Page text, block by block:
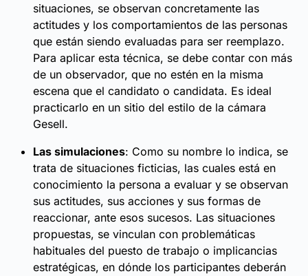
situaciones, se observan concretamente las
actitudes y los comportamientos de las personas
que están siendo evaluadas para ser reemplazo.
Para aplicar esta técnica, se debe contar con más
de un observador, que no estén en la misma
escena que el candidato o candidata. Es ideal
practicarlo en un sitio del estilo de la cámara
Gesell.
Las simulaciones: Como su nombre lo indica, se
trata de situaciones ficticias, las cuales está en
conocimiento la persona a evaluar y se observan
sus actitudes, sus acciones y sus formas de
reaccionar, ante esos sucesos. Las situaciones
propuestas, se vinculan con problemáticas
habituales del puesto de trabajo o implicancias
estratégicas, en dónde los participantes deberán